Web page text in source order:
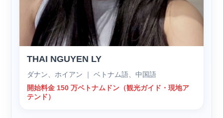
THAI NGUYEN LY
ダナン、ホイアン ｜ ベトナム語、中国語
開始料金 150 万ベトナムドン（観光ガイド・現地ア
テンド）